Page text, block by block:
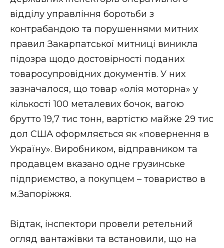
ВІДЕО
відділу управління боротьби з
контрабандою та порушеннями митних
правил Закарпатської митниці виникла
підозра щодо достовірності поданих
товаросупровідних документів. У них
зазначалося, що товар «олія моторна» у
кількості 100 металевих бочок, вагою
брутто 19,7 тис тонн, вартістю майже 29 тис
дол США оформляється як «повернення в
Україну». Виробником, відправником та
продавцем вказано одне грузинське
підприємство, а покупцем – товариство в
м.Запоріжжя.
Відтак, інспектори провели ретельний
огляд вантажівки та встановили, що на